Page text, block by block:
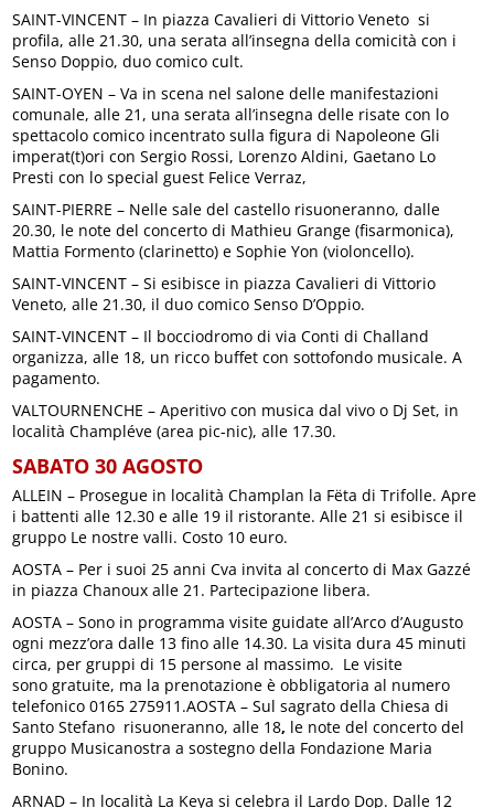
SAINT-VINCENT – In piazza Cavalieri di Vittorio Veneto si
profila, alle 21.30, una serata all’insegna della comicità con i
Senso Doppio, duo comico cult.
SAINT-OYEN – Va in scena nel salone delle manifestazioni
comunale, alle 21, una serata all’insegna delle risate con lo
spettacolo comico incentrato sulla figura di Napoleone Gli
imperat(t)ori con Sergio Rossi, Lorenzo Aldini, Gaetano Lo
Presti con lo special guest Felice Verraz,
SAINT-PIERRE – Nelle sale del castello risuoneranno, dalle
20.30, le note del concerto di Mathieu Grange (fisarmonica),
Mattia Formento (clarinetto) e Sophie Yon (violoncello).
SAINT-VINCENT – Si esibisce in piazza Cavalieri di Vittorio
Veneto, alle 21.30, il duo comico Senso D’Oppio.
SAINT-VINCENT – Il bocciodromo di via Conti di Challand
organizza, alle 18, un ricco buffet con sottofondo musicale. A
pagamento.
VALTOURNENCHE – Aperitivo con musica dal vivo o Dj Set, in
località Champléve (area pic-nic), alle 17.30.
SABATO 30 AGOSTO
ALLEIN – Prosegue in località Champlan la Fëta di Trifolle. Apre
i battenti alle 12.30 e alle 19 il ristorante. Alle 21 si esibisce il
gruppo Le nostre valli. Costo 10 euro.
AOSTA – Per i suoi 25 anni Cva invita al concerto di Max Gazzé
in piazza Chanoux alle 21. Partecipazione libera.
AOSTA – Sono in programma visite guidate all’Arco d’Augusto
ogni mezz’ora dalle 13 fino alle 14.30. La visita dura 45 minuti
circa, per gruppi di 15 persone al massimo. Le visite
sono gratuite, ma la prenotazione è obbligatoria al numero
telefonico 0165 275911.AOSTA – Sul sagrato della Chiesa di
Santo Stefano risuoneranno, alle 18, le note del concerto del
gruppo Musicanostra a sostegno della Fondazione Maria
Bonino.
ARNAD – In località La Keya si celebra il Lardo Dop. Dalle 12